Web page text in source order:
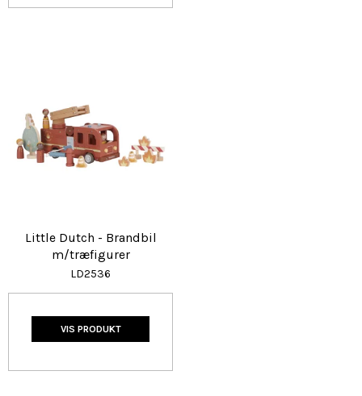
Little Dutch - Brandbil
m/træfigurer
LD2536
VIS PRODUKT